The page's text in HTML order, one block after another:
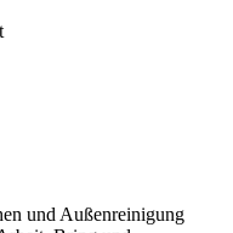
und Außenreinigung